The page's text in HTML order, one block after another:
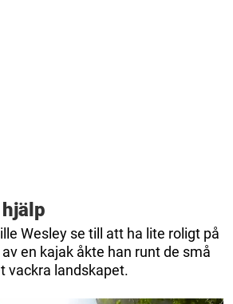
Wesley se till att ha lite roligt på
en kajak åkte han runt de små
vackra landskapet.